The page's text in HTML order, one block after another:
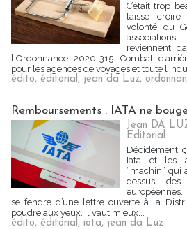
C’était trop
laissé
volonté du
reviennent
l'Ordonnance 2020-315. Combat
pour les agences de voyages et toute
édito, éditorial, jean da Luz,
Remboursements : IATA ne
Jean DA
Editorial
Décidément,
Iata et les
“machin” qui
dessus
européennes,
se fendre d’une lettre ouverte à la
poudre aux yeux. Il vaut mieux...
édito, éditorial, iota, jean da Luz